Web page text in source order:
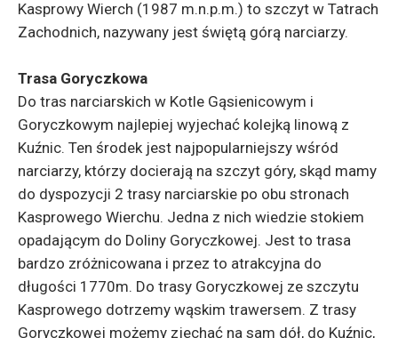
Kasprowy Wierch (1987 m.n.p.m.) to szczyt w Tatrach
Zachodnich, nazywany jest świętą górą narciarzy.
Trasa Goryczkowa
Do tras narciarskich w Kotle Gąsienicowym i
Goryczkowym najlepiej wyjechać kolejką linową z
Kuźnic. Ten środek jest najpopularniejszy wśród
narciarzy, którzy docierają na szczyt góry, skąd mamy
do dyspozycji 2 trasy narciarskie po obu stronach
Kasprowego Wierchu. Jedna z nich wiedzie stokiem
opadającym do Doliny Goryczkowej. Jest to trasa
bardzo zróżnicowana i przez to atrakcyjna do
długości 1770m. Do trasy Goryczkowej ze szczytu
Kasprowego dotrzemy wąskim trawersem. Z trasy
Goryczkowej możemy zjechać na sam dół, do Kuźnic,